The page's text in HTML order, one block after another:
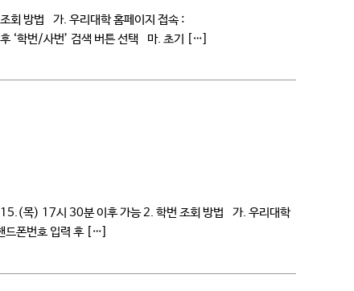
회 방법 가. 우리대학 홈페이지 접속 :
‘학번/사번’ 검색 버튼 선택 마. 초기 […]
목) 17시 30분 이후 가능 2. 학번 조회 방법 가. 우리대학
폰번호 입력 후 […]